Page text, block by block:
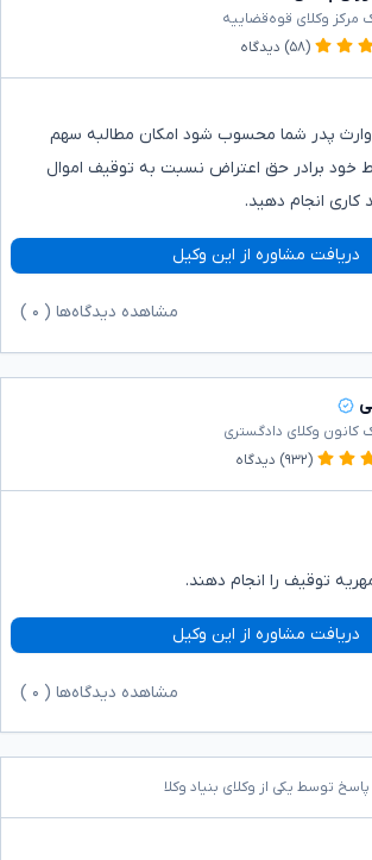
مرکز وکلای قوه‌قضاییه
(۵۸) دیدگاه
وارث پدر شما محسوب شود امکان مطالبه سهم
خود برادر حق اعتراض نسبت به توقیف اموال
کاری انجام دهید.
دریافت مشاوره از این وکیل
مشاهده دیدگاه‌ها ( ۰
کانون وکلای دادگستری
(۹۳۲) دیدگاه
توقیف را انجام دهند.
دریافت مشاوره از این وکیل
مشاهده دیدگاه‌ها ( ۰
پاسخ توسط یکی از وکلای بنیاد وکلا